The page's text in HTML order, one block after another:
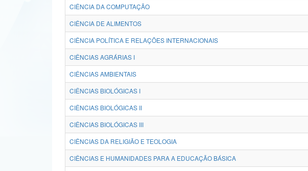
CIÊNCIA DA COMPUTAÇÃO
CIÊNCIA DE ALIMENTOS
CIÊNCIA POLÍTICA E RELAÇÕES INTERNACIONAIS
CIÊNCIAS AGRÁRIAS I
CIÊNCIAS AMBIENTAIS
CIÊNCIAS BIOLÓGICAS I
CIÊNCIAS BIOLÓGICAS II
CIÊNCIAS BIOLÓGICAS III
CIÊNCIAS DA RELIGIÃO E TEOLOGIA
CIÊNCIAS E HUMANIDADES PARA A EDUCAÇÃO BÁSICA